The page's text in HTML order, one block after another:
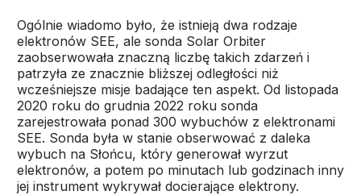
Ogólnie wiadomo było, że istnieją dwa rodzaje
elektronów SEE, ale sonda Solar Orbiter
zaobserwowała znaczną liczbę takich zdarzeń i
patrzyła ze znacznie bliższej odległości niż
wcześniejsze misje badające ten aspekt. Od listopada
2020 roku do grudnia 2022 roku sonda
zarejestrowała ponad 300 wybuchów z elektronami
SEE. Sonda była w stanie obserwować z daleka
wybuch na Słońcu, który generował wyrzut
elektronów, a potem po minutach lub godzinach inny
jej instrument wykrywał docierające elektrony.